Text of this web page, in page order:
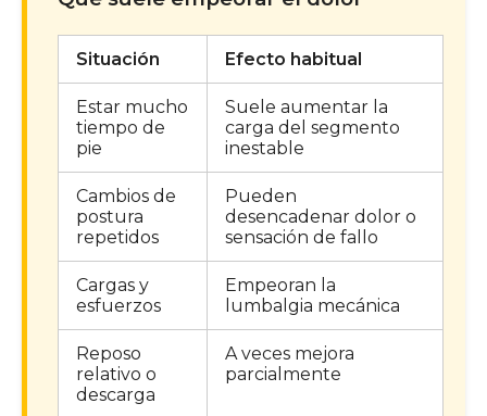
Situación Efecto habitual
Estar mucho
tiempo de
pie
Suele aumentar la
carga del segmento
inestable
Cambios de
postura
repetidos
Pueden
desencadenar dolor o
sensación de fallo
Cargas y
esfuerzos
Empeoran la
lumbalgia mecánica
Reposo
relativo o
descarga
A veces mejora
parcialmente